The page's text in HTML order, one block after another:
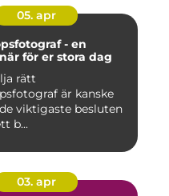
05. apr
- en
för er stora dag
rätt
är kanske
viktigaste besluten
b...
03. apr